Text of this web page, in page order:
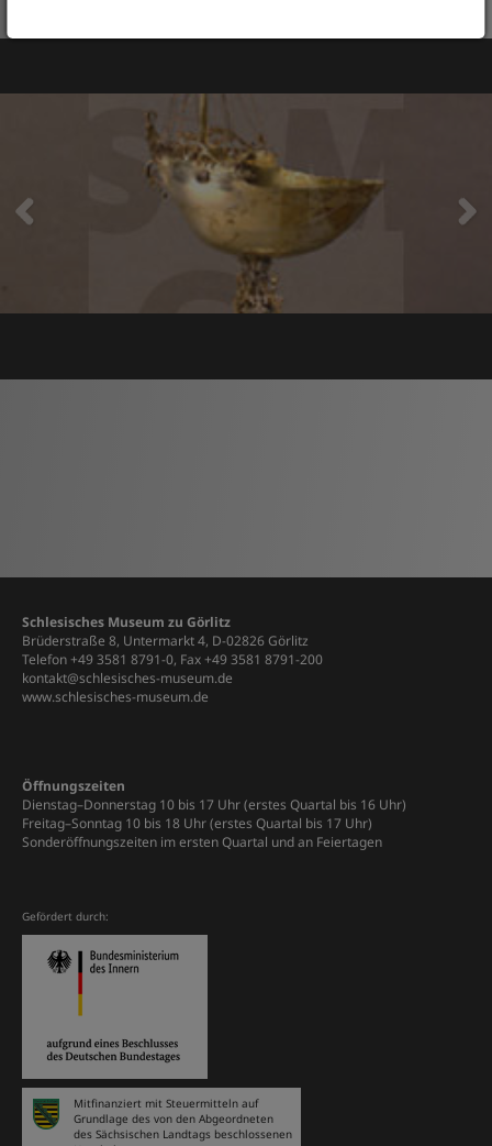
Schlesisches Museum zu Görlitz
Brüderstraße 8, Untermarkt 4, D-02826 Görlitz
Telefon +49 3581 8791-0, Fax +49 3581 8791-200
kontakt@schlesisches-museum.de
www.schlesisches-museum.de
Öffnungszeiten
Dienstag–Donnerstag 10 bis 17 Uhr (erstes Quartal bis 16 Uhr)
Freitag–Sonntag 10 bis 18 Uhr (erstes Quartal bis 17 Uhr)
Sonderöffnungszeiten im ersten Quartal und an Feiertagen
Gefördert durch:
Mitfinanziert mit Steuermitteln auf
Grundlage des von den Abgeordneten
des Sächsischen Landtags beschlossenen